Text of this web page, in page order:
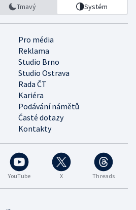
Tmavý Systém
Pro média
Reklama
Studio Brno
Studio Ostrava
Rada ČT
Kariéra
Podávání námětů
Časté dotazy
Kontakty
YouTube X Threads